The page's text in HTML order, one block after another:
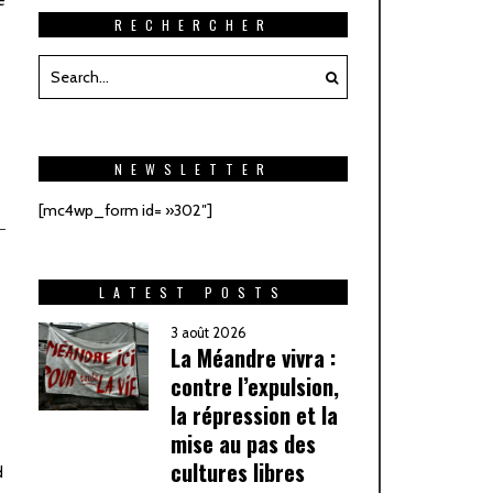
RECHERCHER
NEWSLETTER
[mc4wp_form id= »302″]
LATEST POSTS
3 août 2026
La Méandre vivra :
contre l’expulsion,
la répression et la
mise au pas des
cultures libres